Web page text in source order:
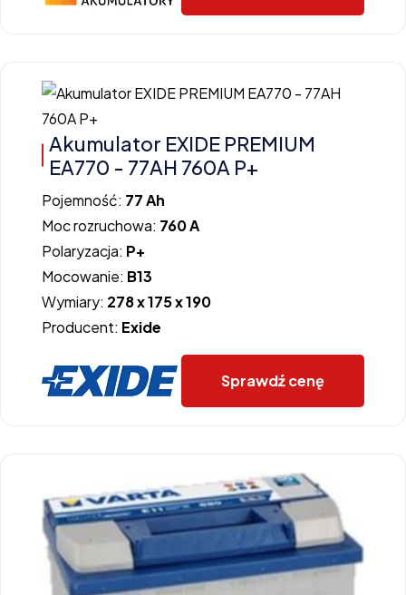
Akumulator EXIDE PREMIUM
EA770 - 77AH 760A P+
Pojemność: 77 Ah
Moc rozruchowa: 760 A
Polaryzacja: P+
Mocowanie: B13
Wymiary: 278 x 175 x 190
Producent: Exide
Sprawdź cenę